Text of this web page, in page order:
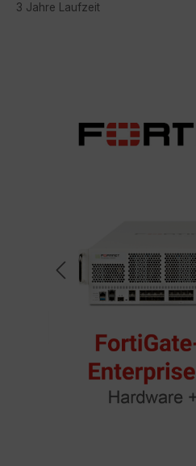
3 Jahre Laufzeit